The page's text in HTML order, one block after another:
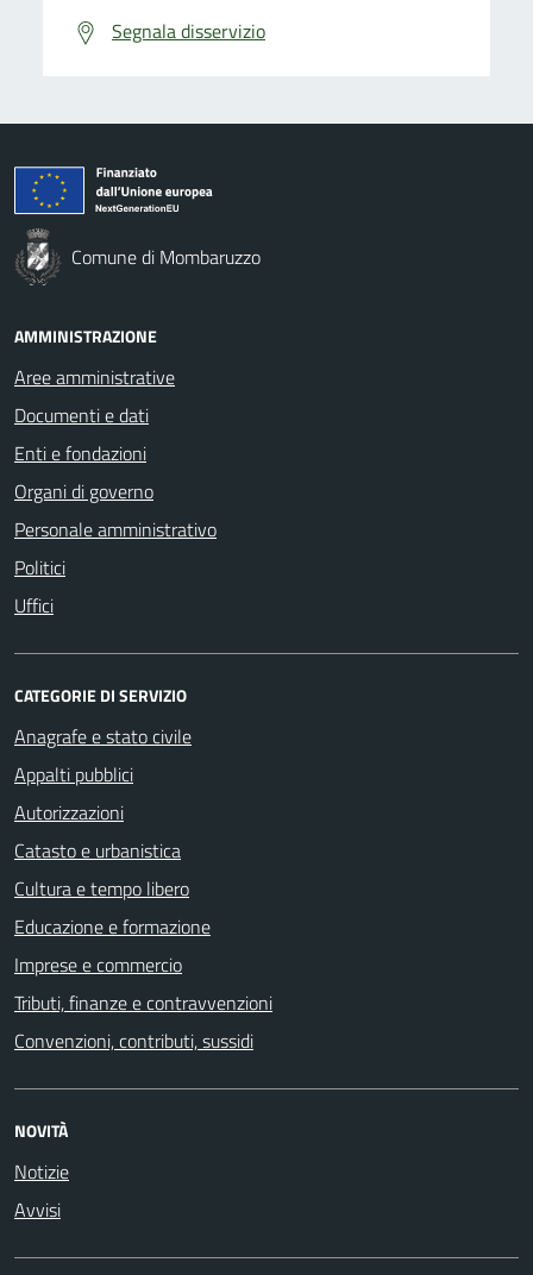
Segnala disservizio
Comune di Mombaruzzo
AMMINISTRAZIONE
Aree amministrative
Documenti e dati
Enti e fondazioni
Organi di governo
Personale amministrativo
Politici
Uffici
CATEGORIE DI SERVIZIO
Anagrafe e stato civile
Appalti pubblici
Autorizzazioni
Catasto e urbanistica
Cultura e tempo libero
Educazione e formazione
Imprese e commercio
Tributi, finanze e contravvenzioni
Convenzioni, contributi, sussidi
NOVITÀ
Notizie
Avvisi